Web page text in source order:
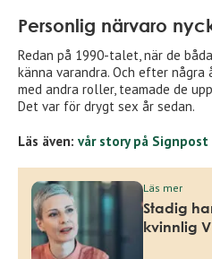
Personlig närvaro
Redan på 1990-talet, när de
känna varandra. Och efter
med andra roller, teamade de
Det var för drygt sex år sedan.
Läs även: vår story på Signpost
Läs mer
Stadig
kvinnlig